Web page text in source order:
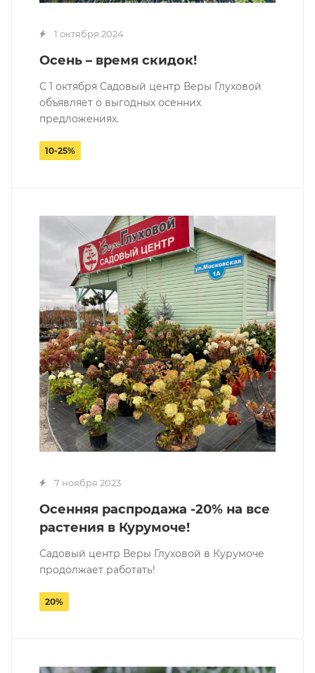
1 октября 2024
Осень – время скидок!
С 1 октября Садовый центр Веры Глуховой
объявляет о выгодных осенних
предложениях.
10-25%
7 ноября 2023
Осенняя распродажа -20% на все
растения в Курумоче!
Садовый центр Веры Глуховой в Курумоче
продолжает работать!
20%